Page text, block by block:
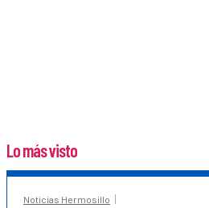
Lo más visto
Noticias Hermosillo